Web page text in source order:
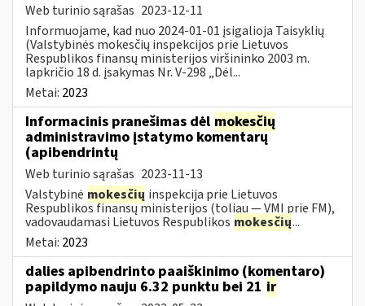
Web turinio sąrašas 2023-12-11
Informuojame, kad nuo 2024-01-01 įsigalioja Taisyklių
(Valstybinės mokesčių inspekcijos prie Lietuvos
Respublikos finansų ministerijos viršininko 2003 m.
lapkričio 18 d. įsakymas Nr. V-298 „Dėl...
Metai: 2023
Informacinis pranešimas dėl mokesčių
administravimo įstatymo komentarų
(apibendrintų
Web turinio sąrašas 2023-11-13
Valstybinė mokesčių inspekcija prie Lietuvos
Respublikos finansų ministerijos (toliau — VMI prie FM),
vadovaudamasi Lietuvos Respublikos mokesčių...
Metai: 2023
dalies apibendrinto paaiškinimo (komentaro)
papildymo nauju 6.32 punktu bei 21 ir